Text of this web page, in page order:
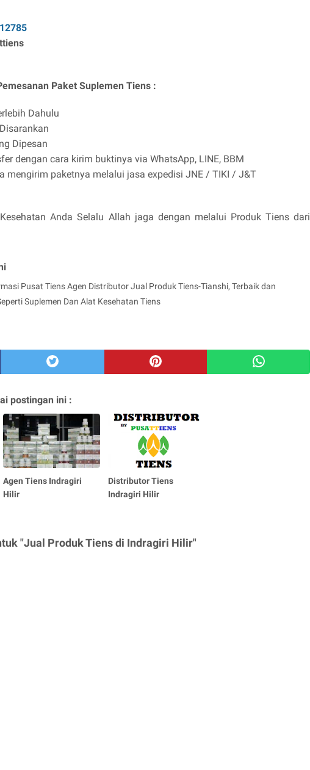
Paket Suplemen Tiens :
Dahulu
Dipesan
dengan cara kirim buktinya via WhatsApp, LINE, BBM
mengirim paketnya melalui jasa expedisi JNE / TIKI / J&T
Anda Selalu Allah jaga dengan melalui Produk Tiens dari
Pusat Tiens Agen Distributor Jual Produk Tiens-Tianshi, Terbaik dan
Suplemen Dan Alat Kesehatan Tiens
postingan ini :
Agen Tiens Indragiri
Hilir
Distributor Tiens
Indragiri Hilir
"Jual Produk Tiens di Indragiri Hilir"